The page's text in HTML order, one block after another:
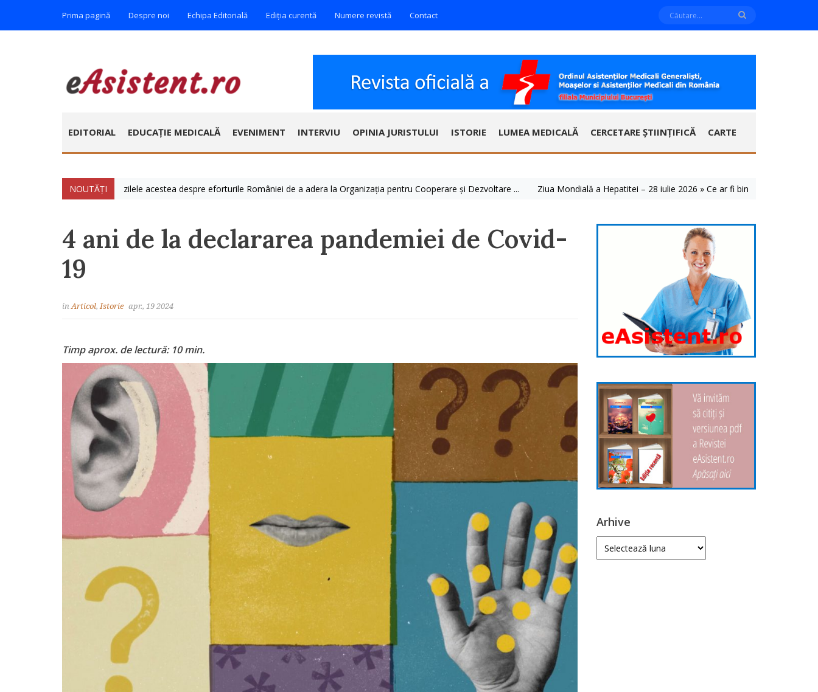
Prima pagină Despre noi Echipa Editorială Ediția curentă Numere revistă Contact
EDITORIAL EDUCAȚIE MEDICALĂ EVENIMENT INTERVIU OPINIA JURISTULUI ISTORIE LUMEA MEDICALĂ CERCETARE ȘTIINȚIFICĂ CARTE
NOUTĂȚI
» Vorbim foarte mult zilele acestea despre eforturile României de a adera la Organizația pentru Cooperare și Dezvoltare ... Ziua Mondială a Hepatitei – 28 iulie 2026 » Ce ar fi bine să știm despre aceste
4 ani de la declararea pandemiei de Covid-
19
inArticol,Istorie apr., 19 2024
Timp aprox. de lectură: 10 min.
Arhive
Arhive